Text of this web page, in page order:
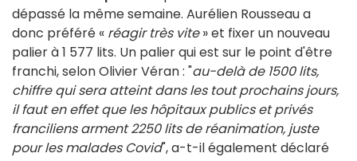
dépassé la même semaine. Aurélien Rousseau a
donc préféré « réagir très vite» et fixer un nouveau
palier à 1 577 lits. Un palier qui est sur le point d'être
franchi, selon Olivier Véran : "au-delà de 1500 lits,
chiffre qui sera atteint dans les tout prochains jours,
il faut en effet que les hôpitaux publics et privés
franciliens arment 2250 lits de réanimation, juste
pour les malades Covid", a-t-il également déclaré